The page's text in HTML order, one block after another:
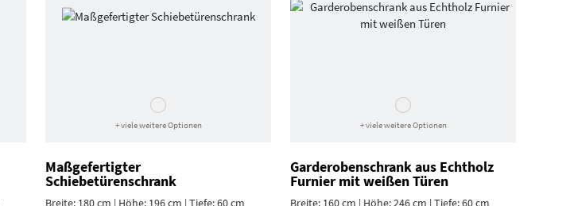
+ viele weitere Optionen
Maßgefertigter
Schiebetürenschrank
Breite: 180 cm | Höhe: 196 cm | Tiefe: 60 cm
+ viele weitere Optionen
Garderoben­schrank aus Echtholz
Furnier mit weißen Türen
Breite: 160 cm | Höhe: 246 cm | Tiefe: 60 cm